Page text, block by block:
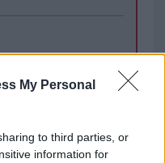
My Personal
to third parties, or
information for
nella
del sito o